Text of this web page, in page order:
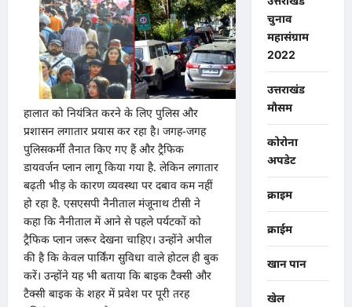
हालात को नियंत्रित करने के लिए पुलिस और
प्रशासन लगातार प्रयास कर रहा है। जगह-जगह
पुलिसकर्मी तैनात किए गए हैं और ट्रैफिक
डायवर्जन प्लान लागू किया गया है. लेकिन लगातार
बढ़ती भीड़ के कारण व्यवस्था पर दबाव कम नहीं
हो रहा है. एसएसपी नैनीताल मंजूनाथ टीसी ने
कहा कि नैनीताल में आने से पहले पर्यटकों को
ट्रैफिक प्लान जरूर देखना चाहिए। उन्होंने अपील
की है कि केवल पार्किंग सुविधा वाले होटल ही बुक
करें। उन्होंने यह भी बताया कि बाइक टैक्सी और
टैक्सी बाइक के शहर में प्रवेश पर पूरी तरह
चुनाव
महासंग्राम
2022
उत्तराखंड
मौसम
कोरोना
अपडेट
क्राइम
क्राईम
खान पान
खेल